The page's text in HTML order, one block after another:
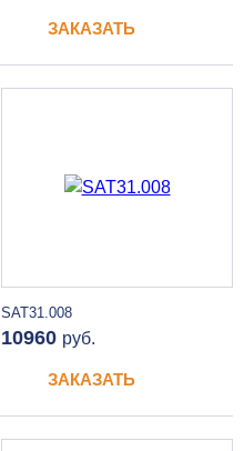
ЗАКАЗАТЬ
SAT31.008
10960 руб.
ЗАКАЗАТЬ